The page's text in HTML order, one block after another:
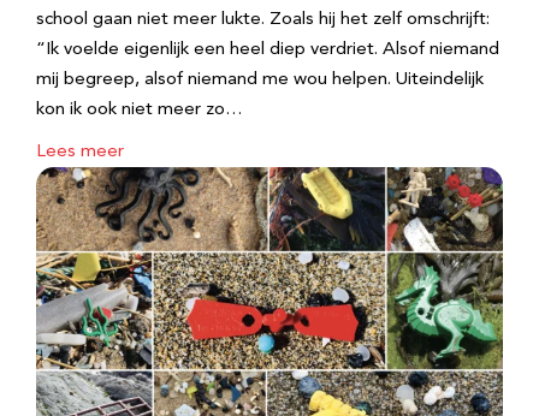
school gaan niet meer lukte. Zoals hij het zelf omschrijft:
“Ik voelde eigenlijk een heel diep verdriet. Alsof niemand
mij begreep, alsof niemand me wou helpen. Uiteindelijk
kon ik ook niet meer zo…
Lees meer